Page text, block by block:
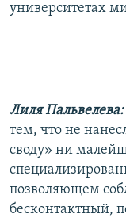
университетах
Лиля Пальвелева:
тем, что не
своду» ни
позволяющем
бесконтактный,